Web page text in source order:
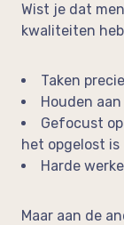
Wist je dat
kwaliteiten
Taken
Houden
Gefocust
het opgelost is
Harde
Maar aan de